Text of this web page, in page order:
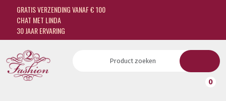
GRATIS VERZENDING VANAF € 100
CHAT MET LINDA
30 JAAR ERVARING
0